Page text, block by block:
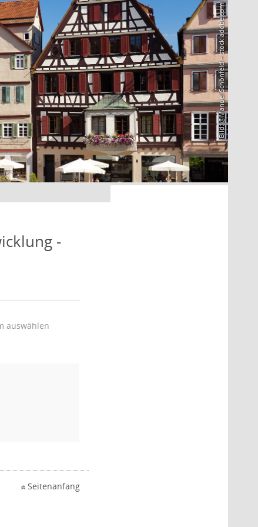
Bild: @Manuel Schönfeld – stock.adobe.com
-
auswählen
Seitenanfang